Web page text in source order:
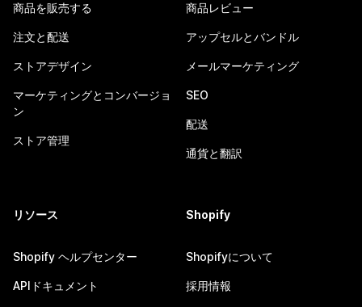
商品を販売する
注文と配送
ストアデザイン
マーケティングとコンバージョ
ン
ストア管理
商品レビュー
アップセルとバンドル
メールマーケティング
SEO
配送
通貨と翻訳
リソース
Shopify ヘルプセンター
APIドキュメント
Shopify
Shopifyについて
採用情報